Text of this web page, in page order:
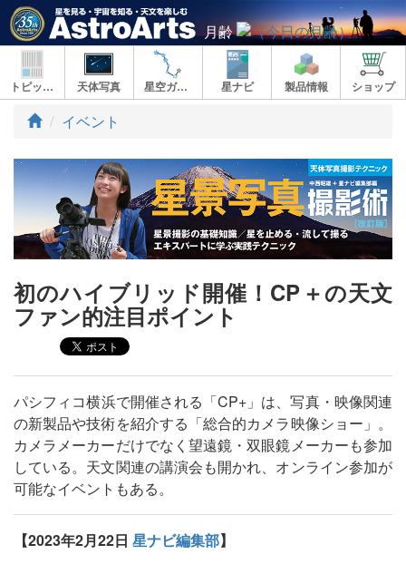
月齢
トピックス 天体写真 星空ガイド 星ナビ 製品情報 ショップ
ト
プ
イベント
初のハイブリッド開催！CP＋の天文
ファン的注目ポイント
パシフィコ横浜で開催される「CP+」は、写真・映像関連
の新製品や技術を紹介する「総合的カメラ映像ショー」。
カメラメーカーだけでなく望遠鏡・双眼鏡メーカーも参加
している。天文関連の講演会も開かれ、オンライン参加が
可能なイベントもある。
【2023年2月22日 星ナビ編集部】